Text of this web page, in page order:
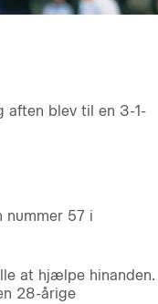
aften blev til en 3-1-
57 i
at hjælpe hinanden.
28-årige